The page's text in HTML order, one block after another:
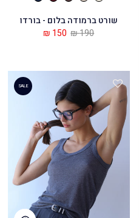
שורט ברמודה בלום - בורדו
190 ₪
150 ₪
SALE